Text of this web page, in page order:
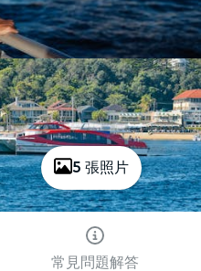
5 張照片
常見問題解答